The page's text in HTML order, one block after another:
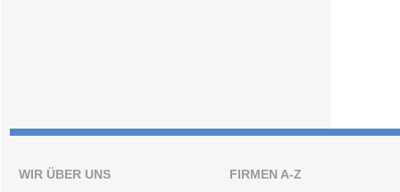
WIR ÜBER UNS FIRMEN A-Z